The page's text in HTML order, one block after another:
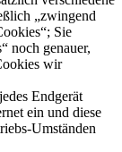
„zwingend
Sie
noch genauer,
wir
Endgerät
ein und diese
Umständen